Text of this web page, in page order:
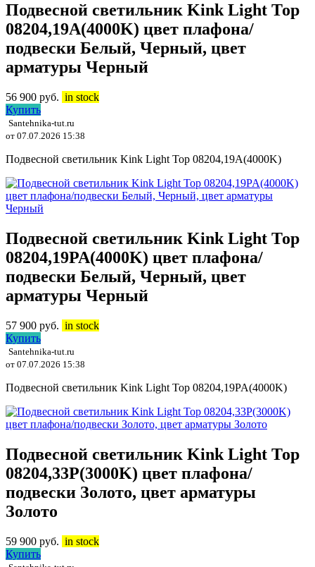
Подвесной светильник Kink Light Тор
08204,19A(4000K) цвет плафона/
подвески Белый, Черный, цвет
арматуры Черный
56 900 руб. in stock
Купить
Santehnika-tut.ru
от 07.07.2026 15:38
Подвесной светильник Kink Light Тор 08204,19A(4000K)
Подвесной светильник Kink Light Тор
08204,19PA(4000K) цвет плафона/
подвески Белый, Черный, цвет
арматуры Черный
57 900 руб. in stock
Купить
Santehnika-tut.ru
от 07.07.2026 15:38
Подвесной светильник Kink Light Тор 08204,19PA(4000K)
Подвесной светильник Kink Light Тор
08204,33P(3000K) цвет плафона/
подвески Золото, цвет арматуры
Золото
59 900 руб. in stock
Купить